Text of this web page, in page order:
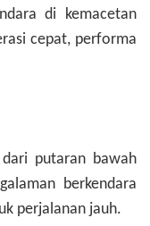
di kemacetan
cepat, performa
putaran bawah
berkendara
perjalanan jauh.